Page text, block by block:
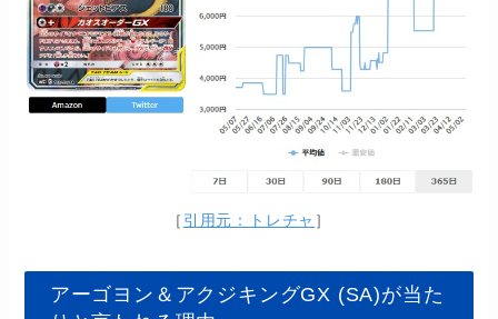
［ 引用元：トレチャ ］
アーゴヨン＆アクジキングGX (SA)が当た